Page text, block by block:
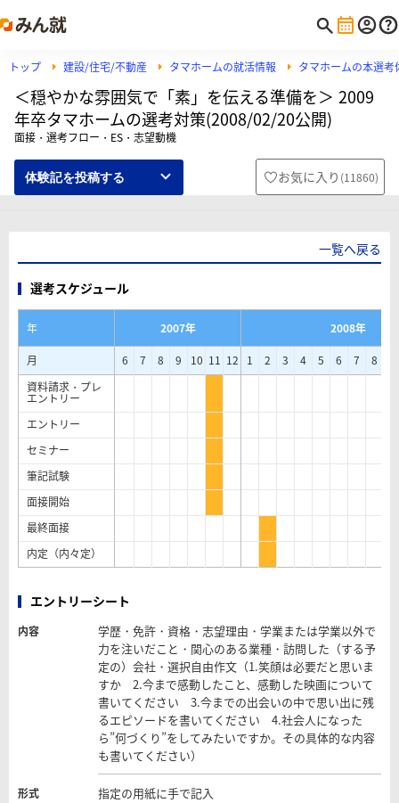
トップ 建設/住宅/不動産 タマホームの就活情報 タマホームの本選考
＜穏やかな雰囲気で「素」を伝える準備を＞ 2009
年卒タマホームの選考対策(2008/02/20公開)
面接・選考フロー・ES・志望動機
体験記を投稿する お気に入り (11860)
一覧へ戻る
選考スケジュール
年 2007年
2008年
月
6 7 8 9 10 11 12 1 2 3 4 5 6 7 8
資料請求・プレ
エントリー
エントリー
セミナー
筆記試験
面接開始
最終面接
内定（内々定）
エントリーシート
内容
学歴・免許・資格・志望理由・学業または学業以外で
力を注いだこと・関心のある業種・訪問した（する予
定の）会社・選択自由作文（1.笑顔は必要だと思いま
すか 2.今まで感動したこと、感動した映画について
書いてください 3.今までの出会いの中で思い出に残
るエピソードを書いてください 4.社会人になった
ら”何づくり”をしてみたいですか。その具体的な内容
も書いてください）
形式 指定の用紙に手で記入